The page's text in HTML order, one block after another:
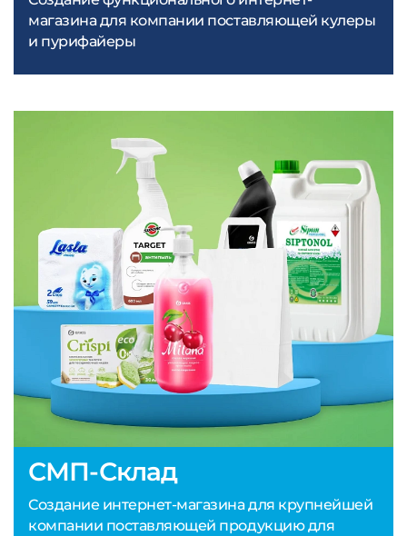
СМП-Склад
Создание интернет-магазина для крупнейшей
компании поставляющей продукцию для
магазина для компании поставляющей кулеры
и пурифайеры